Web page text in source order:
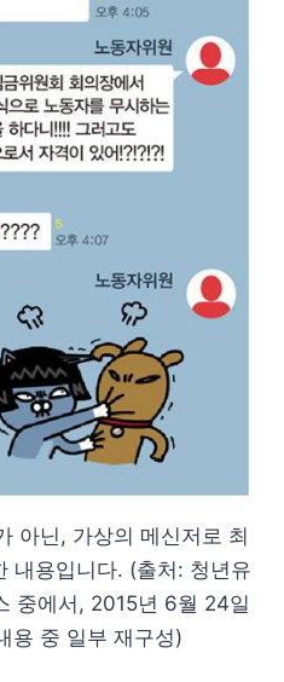
아닌, 가상의 메신저로 최
내용입니다. (출처: 청년유
중에서, 2015년 6월 24일
용 중 일부 재구성)